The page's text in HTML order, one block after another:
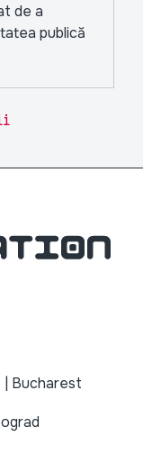
de a
publică
| Bucharest